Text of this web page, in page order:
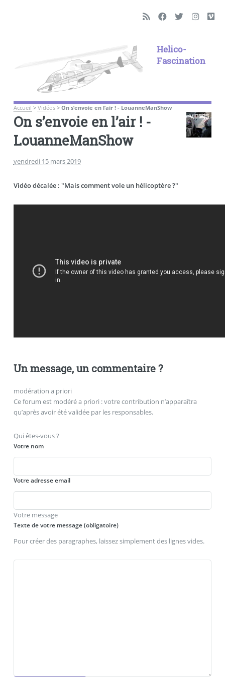
Helico-
Fascination
Accueil > Vidéos> On s’envoie en l’air ! - LouanneManShow
On s’envoie en l’air ! -
LouanneManShow
vendredi 15 mars 2019
Vidéo décalée : "Mais comment vole un hélicoptère ?"
Un message, un commentaire ?
modération a priori
Ce forum est modéré a priori : votre contribution n’apparaîtra
qu’après avoir été validée par les responsables.
Qui êtes-vous ?
Votre nom
Votre adresse email
Votre message
Texte de votre message (obligatoire)
Pour créer des paragraphes, laissez simplement des lignes vides.